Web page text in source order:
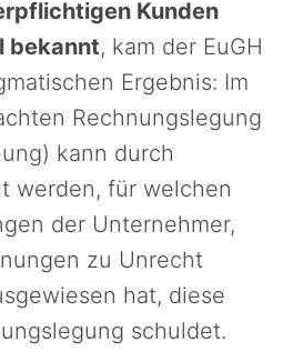
Kunden
bekannt, kam der EuGH
Ergebnis: Im
Rechnungslegung
kann durch
werden, für welchen
der Unternehmer,
zu Unrecht
hat, diese
schuldet.